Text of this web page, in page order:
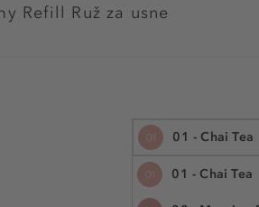
Refill Ruž za usne
01 - Chai Tea
01 - Chai Tea